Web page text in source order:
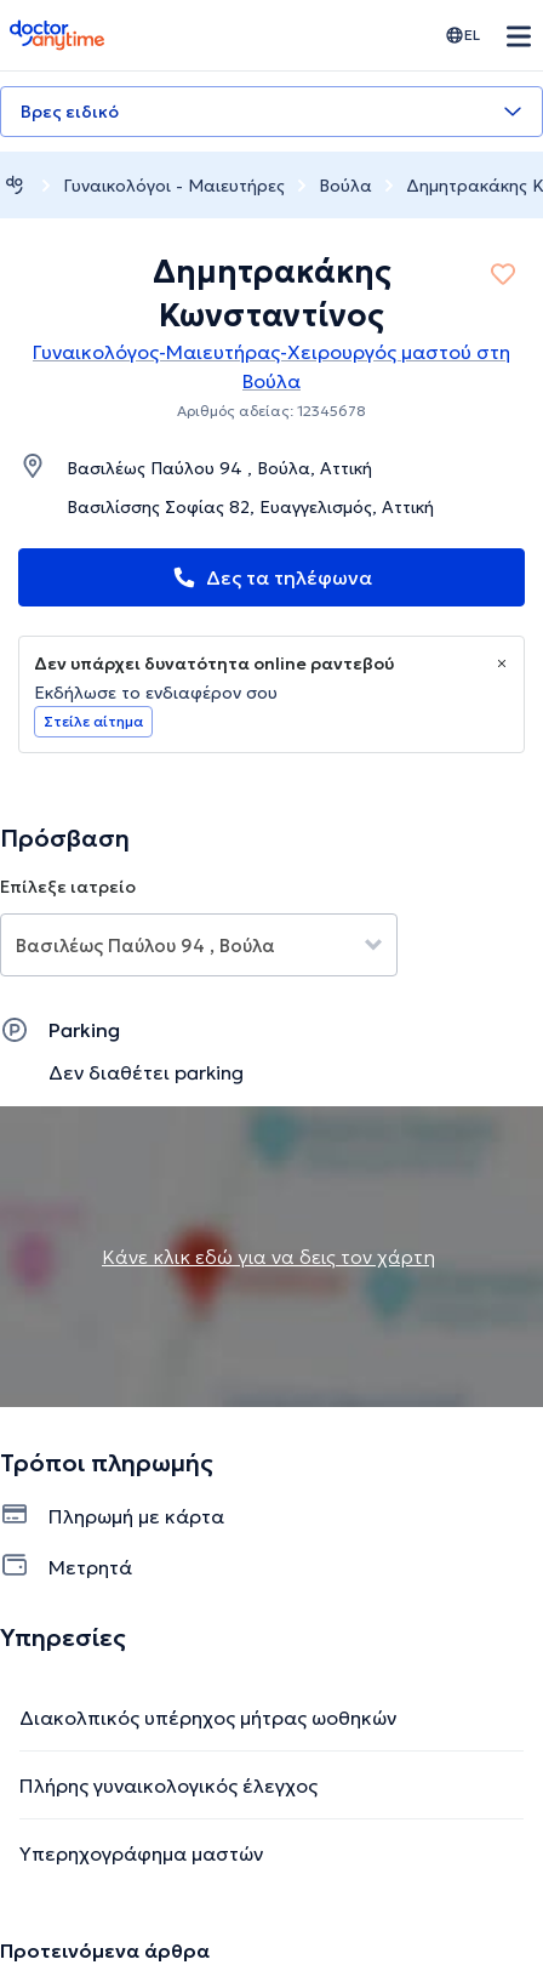
doctoranytime EL
Βρες ειδικό
Γυναικολόγοι - Μαιευτήρες Βούλα Δημητρακάκης
Δημητρακάκης
Κωνσταντίνος
Γυναικολόγος-Μαιευτήρας-Χειρουργός μαστού στη
Βούλα
Αριθμός αδείας: 12345678
Βασιλέως Παύλου 94 , Βούλα, Αττική
Βασιλίσσης Σοφίας 82, Ευαγγελισμός, Αττική
Δες τα τηλέφωνα
Δεν υπάρχει δυνατότητα online ραντεβού
Εκδήλωσε το ενδιαφέρον σου
Στείλε αίτημα
Πρόσβαση
Επίλεξε ιατρείο
Parking
Δεν διαθέτει parking
Κάνε κλικ εδώ για να δεις τον χάρτη
Τρόποι πληρωμής
Πληρωμή με κάρτα
Μετρητά
Υπηρεσίες
Διακολπικός υπέρηχος μήτρας ωοθηκών
Πλήρης γυναικολογικός έλεγχος
Υπερηχογράφημα μαστών
Προτεινόμενα άρθρα